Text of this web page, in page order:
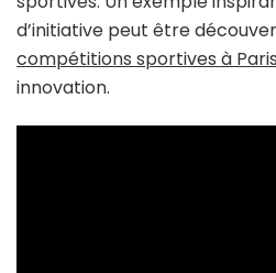
d’initiative peut être
compétitions sportives à Paris
innovation.